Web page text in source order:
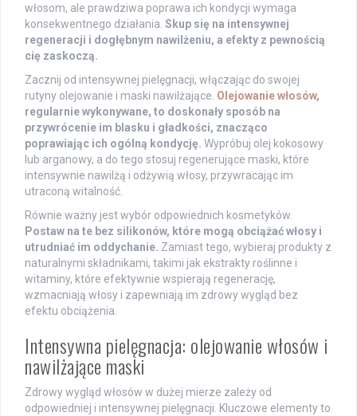
włosom, ale prawdziwa poprawa ich kondycji wymaga
konsekwentnego działania. Skup się na intensywnej
regeneracji i dogłębnym nawilżeniu, a efekty z pewnością
cię zaskoczą.
Zacznij od intensywnej pielęgnacji, włączając do swojej
rutyny olejowanie i maski nawilżające. Olejowanie włosów,
regularnie wykonywane, to doskonały sposób na
przywrócenie im blasku i gładkości, znacząco
poprawiając ich ogólną kondycję. Wypróbuj olej kokosowy
lub arganowy, a do tego stosuj regenerujące maski, które
intensywnie nawilżą i odżywią włosy, przywracając im
utraconą witalność.
Równie ważny jest wybór odpowiednich kosmetyków.
Postaw na te bez silikonów, które mogą obciążać włosy i
utrudniać im oddychanie. Zamiast tego, wybieraj produkty z
naturalnymi składnikami, takimi jak ekstrakty roślinne i
witaminy, które efektywnie wspierają regenerację,
wzmacniają włosy i zapewniają im zdrowy wygląd bez
efektu obciążenia.
Intensywna pielęgnacja: olejowanie włosów i
nawilżające maski
Zdrowy wygląd włosów w dużej mierze zależy od
odpowiedniej i intensywnej pielęgnacji. Kluczowe elementy to